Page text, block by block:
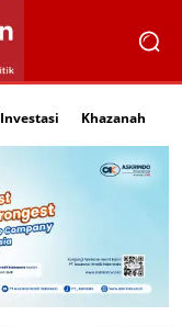
Investasi Khazanah